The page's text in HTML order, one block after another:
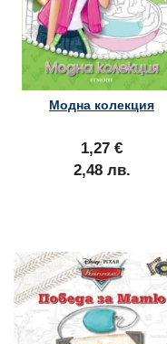
Модна колекция
1,27 €
2,48 лв.